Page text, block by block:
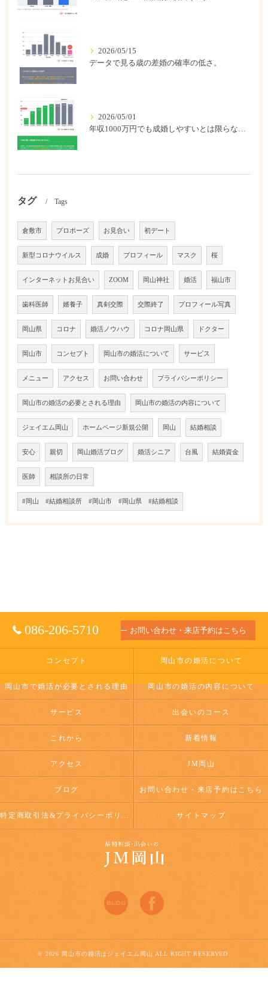
2026/05/15
データで見る歳の差婚の確率の低さ。
2026/05/01
年収1000万円でも成婚しやすいとは限らない? 「年収帯別の成婚率」のリアル
タグ Tags
倉敷市 プロポーズ お見合い 初デート
新型コロナウイルス 成婚 プロフィール マスク 桜
インターネットお見合い ZOOM 岡山神社 婚活 福山市
歯科医師 婿養子 真剣交際 交際終了 プロフィール写真
岡山県 コロナ 婚活ノウハウ コロナ岡山県 ドクター
岡山市 コンセプト 岡山市の婚活について サービス
メニュー アクセス お問い合わせ プライバシーポリシー
岡山市の婚活の必要とされる理由 岡山市の婚活の内容について
ジェイエム岡山 ホームページ新規公開 岡山 結婚相談
安心 親切 岡山婚活ブログ 婚活シニア 台風 結婚資金
医師 相談所の日常
#岡山 #結婚相談所 #岡山市 #岡山県 #結婚相談
086-206-5710 お問い合わせ・来店予約はこちら
コンセプト 岡山市の婚活について
岡山市で婚活が必要とされる理由 岡山市の婚活の内容について
サービス 出会いのコース
これから 新着情報
アクセス JM岡山
ブログ お問い合わせ・来店予約はこちら
特定商取引法&プライバシーポリシー サイトマップ
© 2026 岡山市の婚活はジェイエム岡山 ALL RIGHT RESERVED.